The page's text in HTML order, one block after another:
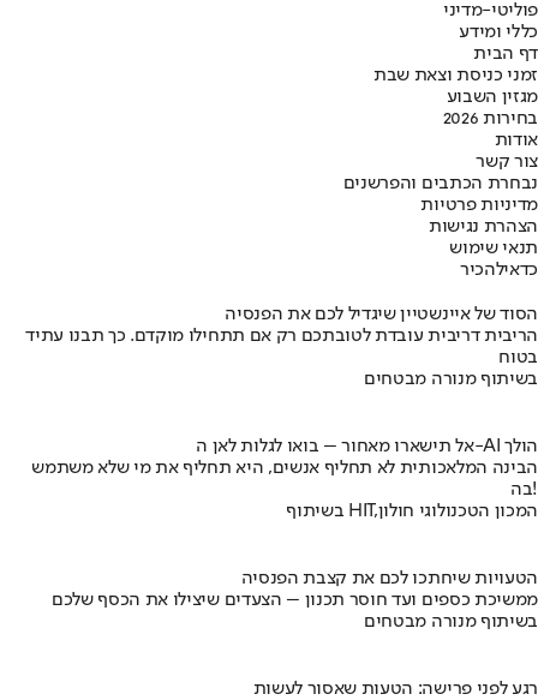
פוליטי-מדיני
כללי ומידע
דף הבית
זמני כניסת וצאת שבת
מגזין השבוע
בחירות 2026
אודות
צור קשר
נבחרת הכתבים והפרשנים
מדיניות פרטיות
הצהרת נגישות
תנאי שימוש
כדאילהכיר
הסוד של איינשטיין שיגדיל לכם את הפנסיה
הריבית דריבית עובדת לטובתכם רק אם תתחילו מוקדם. כך תבנו עתיד
בטוח
בשיתוף מנורה מבטחים
אל תישארו מאחור – בואו לגלות לאן ה-AI הולך
הבינה המלאכותית לא תחליף אנשים, היא תחליף את מי שלא משתמש
בה!
בשיתוף HIT,המכון הטכנולוגי חולון
הטעויות שיחתכו לכם את קצבת הפנסיה
ממשיכת כספים ועד חוסר תכנון – הצעדים שיצילו את הכסף שלכם
בשיתוף מנורה מבטחים
רגע לפני פרישה: הטעות שאסור לעשות